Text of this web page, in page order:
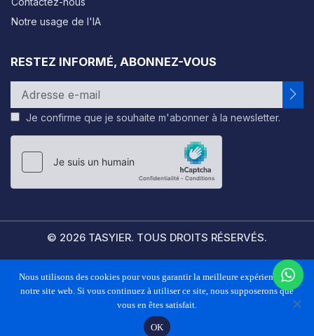
Notre usage de l'IA
RESTEZ INFORMÉ, ABONNEZ-VOUS
Je confirme que je souhaite m'abonner à la newsletter.
© 2026 TASYIER. TOUS DROITS RÉSERVÉS.
FAQS POLITIQUE DE CONFIDENTIALITÉ CONDITIONS GÉNÉRALES
Nous utilisons des cookies pour vous garantir la meilleure expérience sur
notre site web. Si vous continuez à utiliser ce site, nous supposerons que
vous en êtes satisfait.
OK